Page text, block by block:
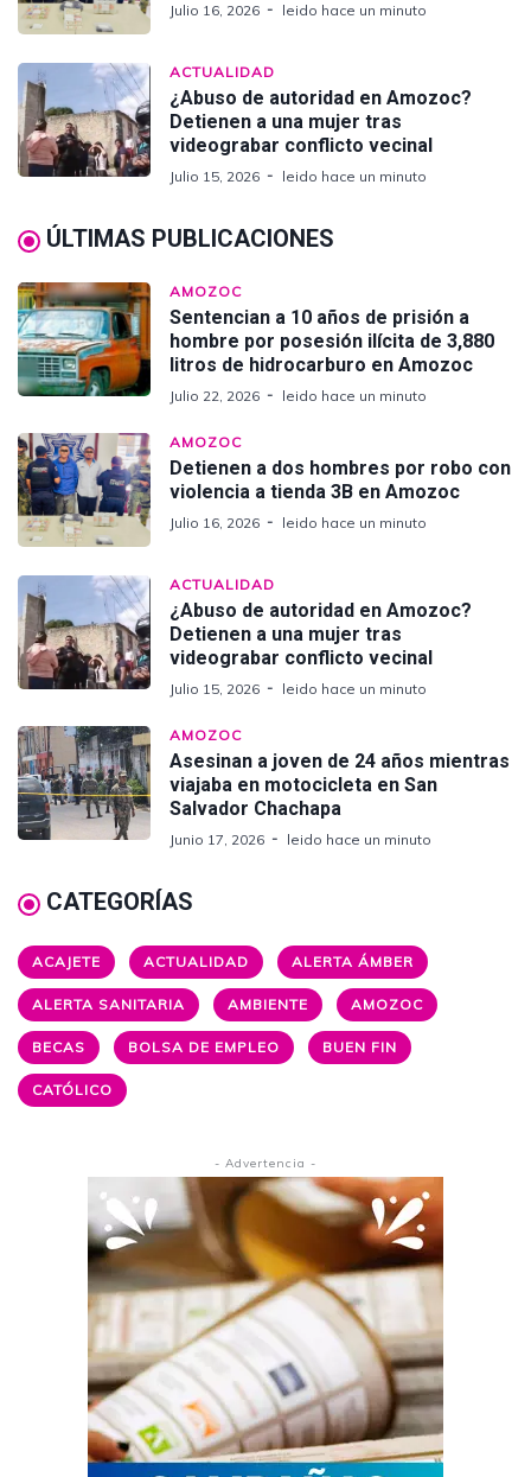
Julio 16, 2026 leido hace un minuto
ACTUALIDAD
¿Abuso de autoridad en Amozoc?
Detienen a una mujer tras
videograbar conflicto vecinal
Julio 15, 2026 leido hace un minuto
ÚLTIMAS PUBLICACIONES
AMOZOC
Sentencian a 10 años de prisión a
hombre por posesión ilícita de 3,880
litros de hidrocarburo en Amozoc
Julio 22, 2026 leido hace un minuto
AMOZOC
Detienen a dos hombres por robo con
violencia a tienda 3B en Amozoc
Julio 16, 2026 leido hace un minuto
ACTUALIDAD
¿Abuso de autoridad en Amozoc?
Detienen a una mujer tras
videograbar conflicto vecinal
Julio 15, 2026 leido hace un minuto
AMOZOC
Asesinan a joven de 24 años mientras
viajaba en motocicleta en San
Salvador Chachapa
Junio 17, 2026 leido hace un minuto
CATEGORÍAS
ACAJETE ACTUALIDAD ALERTA ÁMBER
ALERTA SANITARIA AMBIENTE AMOZOC
BECAS BOLSA DE EMPLEO BUEN FIN
CATÓLICO
- Advertencia -